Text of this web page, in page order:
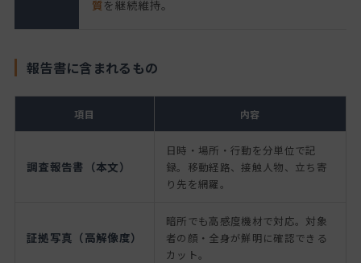
質を継続維持。
報告書に含まれるもの
項目 内容
調査報告書（本文）
日時・場所・行動を分単位で記
録。移動経路、接触人物、立ち寄
り先を網羅。
証拠写真（高解像度）
暗所でも高感度機材で対応。対象
者の顔・全身が鮮明に確認できる
カット。